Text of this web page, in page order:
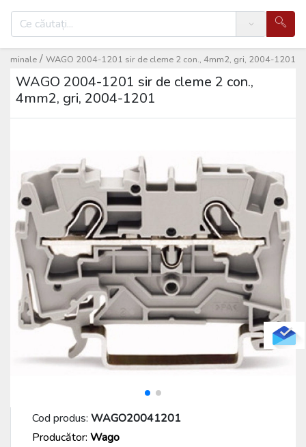
Search
WAGO 2004-1201 sir de cleme 2 con., 4mm2, gri, 2004-1201
/
WAGO 2004-1201 sir de cleme 2 con.,
4mm2, gri, 2004-1201
Cod produs: WAGO20041201
Producător: Wago